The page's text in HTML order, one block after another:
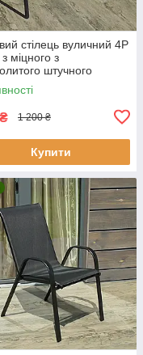
стілець вуличний 4P
міцного з
штучного
для тераси, балкона
дачі С
₴ 1 200 ₴
Купити